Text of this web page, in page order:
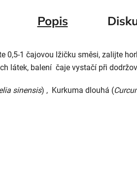
Popis
0,5-1 čajovou lžičku směsi, zalijte
látek, balení čaje vystačí při
sinensis) , Kurkuma dlouhá (